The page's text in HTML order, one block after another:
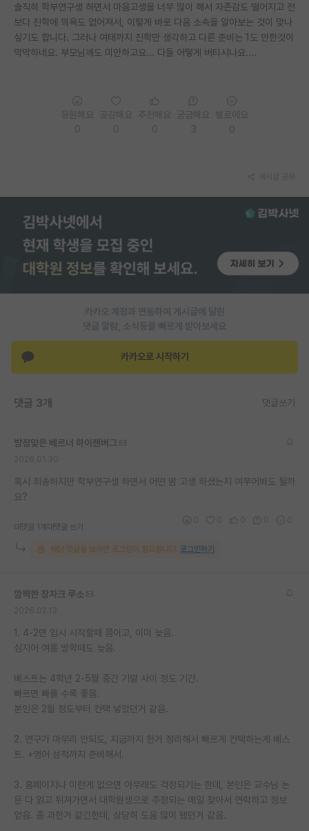
취업 게시판
임용 후기 게시판
학술 정보 게시판
홍보 게시판
커리어
유학교육
반도체 아카데미
솔직히 학부연구생 하면서 마음고생을 너무 많이 해서 자존감도 떨어지고 전
보다 진학에 의욕도 없어져서, 이렇게 바로 다음 소속을 알아보는 것이 맞나
싶기도 합니다. 그러나 여태까지 진학만 생각하고 다른 준비는 1도 안한것이
막막하네요. 부모님께도 미안하고요... 다들 어떻게 버티시나요....
카카오 계정과 연동하여 게시글에 달린
댓글 알람, 소식등을 빠르게 받아보세요
카카오로 시작하기
댓글 3개 댓글쓰기
방정맞은 베르너 하이젠버그
혹시 죄송하지만 학부연구생 하면서 어떤 맘 고생 하셨는지 여쭈어봐도 될까
요?
대댓글 1개 대댓글 쓰기
해당 댓글을 보려면 로그인이 필요합니다. 로그인하기
깜찍한 장자크 루소
1. 4-2면 입시 시작할때 쯤이고, 이미 늦음.
심지어 여름 방학때도 늦음.
베스트는 4학년 2-5월 중간 기말 사이 정도 기간.
빠르면 빠를 수록 좋음.
본인은 2월 정도부터 컨택 넣었던거 같음.
2. 연구가 마무리 안되도, 지금까지 한거 정리해서 빠르게 컨택하는게 베스
트. +영어 성적까지 준비해서.
3. 홈페이지나 이런게 없으면 아무래도 걱정되기는 한데, 본인은 교수님 논
문 다 읽고 뒤져가면서 대학원생으로 추정되는 메일 찾아서 연락하고 정보
얻음. 좀 과한거 같긴한데, 상당히 도움 많이 됐던거 같음.